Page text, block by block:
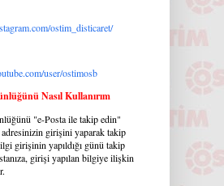
ostim_disticaret/
user/ostimosb
Nasıl Kullanırım
"e-Posta ile takip edin"
adresinizin girişini yaparak takip
girişinin yapıldığı günü takip
girişi yapılan bilgiye ilişkin